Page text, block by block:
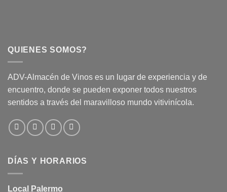
QUIENES SOMOS?
ADV-Almacén de Vinos es un lugar de experiencia y de
encuentro, donde se pueden exponer todos nuestros
sentidos a través del maravilloso mundo vitivinícola.
DÍAS Y HORARIOS
Local Palermo